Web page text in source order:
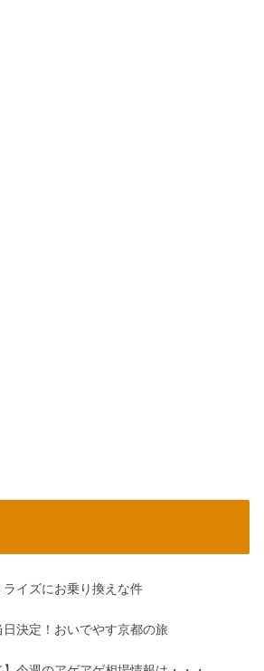
ライズにお乗り換えな件
日決定！おいでやす京都の旅